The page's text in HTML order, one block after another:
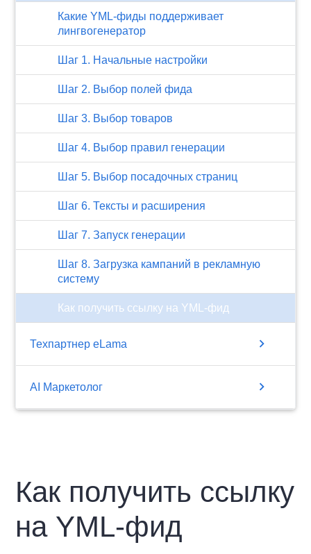
Какие YML-фиды поддерживает
лингвогенератор
Шаг 1. Начальные настройки
Шаг 2. Выбор полей фида
Шаг 3. Выбор товаров
Шаг 4. Выбор правил генерации
Шаг 5. Выбор посадочных страниц
Шаг 6. Тексты и расширения
Шаг 7. Запуск генерации
Шаг 8. Загрузка кампаний в рекламную
систему
Как получить ссылку на YML-фид
Техпартнер eLama chevron_right
AI Маркетолог chevron_right
Как получить ссылку
на YML-фид